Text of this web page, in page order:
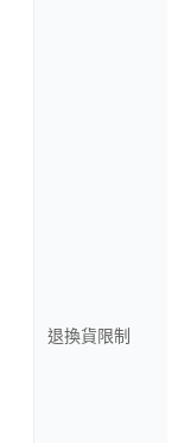
退換貨限制